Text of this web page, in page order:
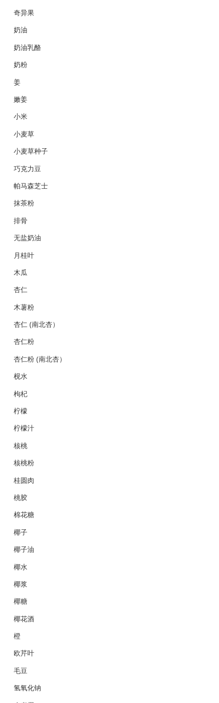
奇异果
奶油
奶油乳酪
奶粉
姜
嫩姜
小米
小麦草
小麦草种子
巧克力豆
帕马森芝士
抹茶粉
排骨
无盐奶油
月桂叶
木瓜
杏仁
木薯粉
杏仁 (南北杏）
杏仁粉
杏仁粉 (南北杏）
枧水
枸杞
柠檬
柠檬汁
核桃
核桃粉
桂圆肉
桃胶
棉花糖
椰子
椰子油
椰水
椰浆
椰糖
椰花酒
橙
欧芹叶
毛豆
氢氧化钠